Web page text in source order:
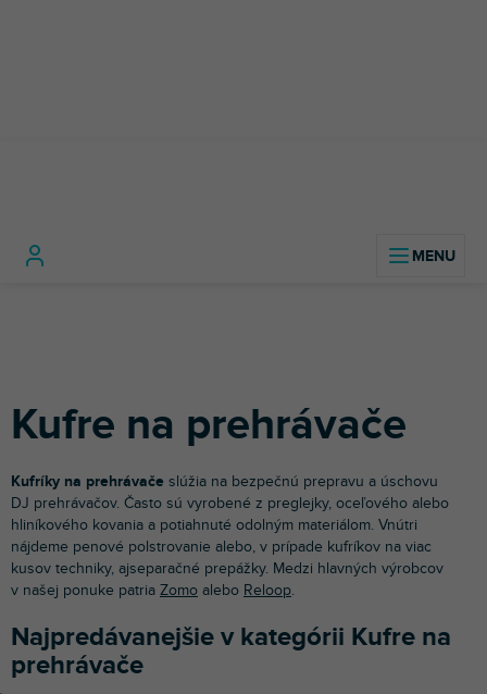
Kufre na prehrávače
Kufríky na prehrávače slúžia na bezpečnú prepravu a úschovu
DJ prehrávačov. Často sú vyrobené z preglejky, oceľového alebo
hliníkového kovania a potiahnuté odolným materiálom. Vnútri
nájdeme penové polstrovanie alebo, v prípade kufríkov na viac
kusov techniky, ajseparačné prepážky. Medzi hlavných výrobcov
v našej ponuke patria Zomo alebo Reloop.
Najpredávanejšie v kategórii Kufre na
prehrávače